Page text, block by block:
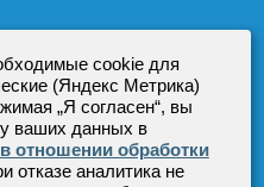
cookie для
(Яндекс Метрика)
„Я согласен“, вы
ваших данных в
отношении обработки
отказе аналитика не